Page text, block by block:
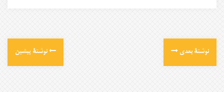
نوشتهٔ پیشین نوشتهٔ بعدی